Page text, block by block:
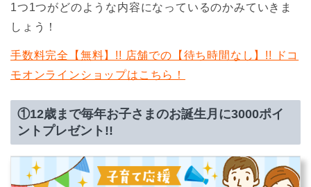
1つ1つがどのような内容になっているのかみていきま
しょう！
手数料完全【無料】!! 店舗での【待ち時間なし】!! ドコ
モオンラインショップはこちら！
①12歳まで毎年お子さまのお誕生月に3000ポイ
ントプレゼント!!